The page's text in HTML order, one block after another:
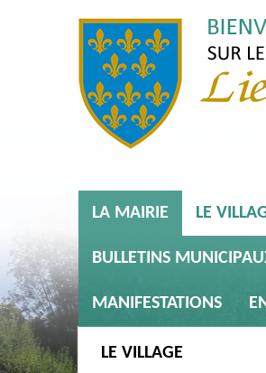
LA MAIRIE LE
BULLETINS
MANIFESTATIONS
LE VILLAGE